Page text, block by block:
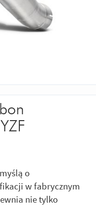
o
w fabrycznym
nie tylko